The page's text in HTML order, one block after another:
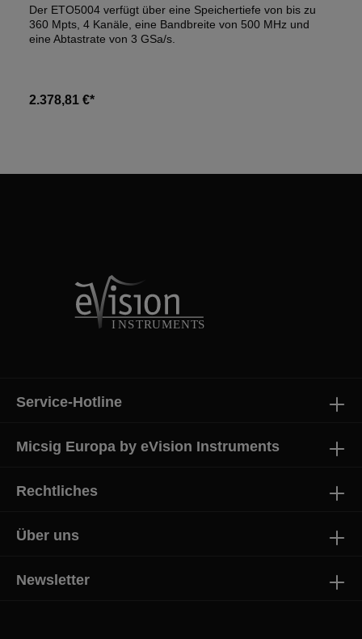
Der ETO5004 verfügt über eine Speichertiefe von bis zu
360 Mpts, 4 Kanäle, eine Bandbreite von 500 MHz und
eine Abtastrate von 3 GSa/s.
2.378,81 €*
Newsletter
Service-Hotline
Micsig Europa by eVision Instruments
Rechtliches
Über uns